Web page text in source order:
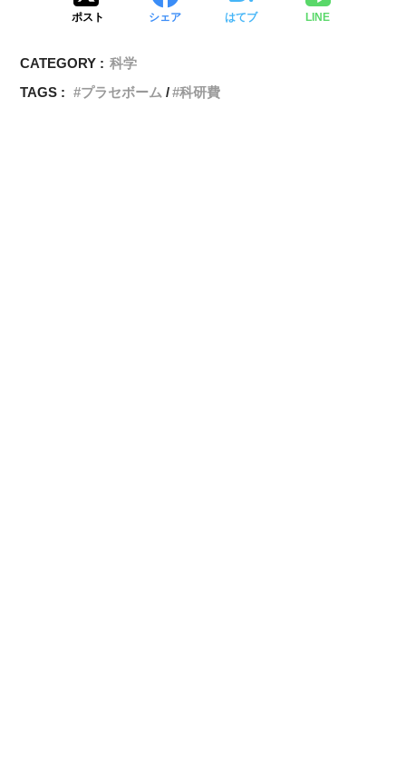
ポスト シェア はてブ LINE
CATEGORY : 科学
TAGS :
プラセボーム 科研費